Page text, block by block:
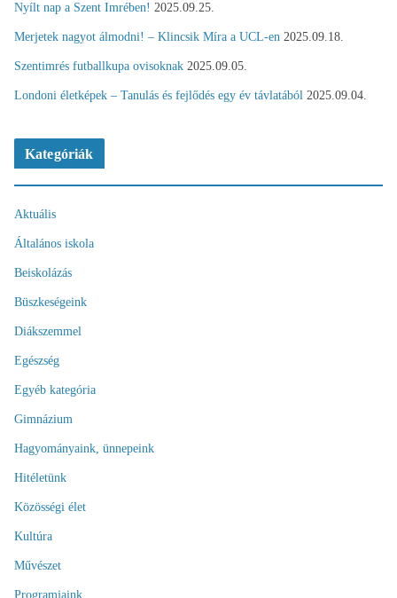
Nyílt nap a Szent Imrében! 2025.09.25.
Merjetek nagyot álmodni! – Klincsik Míra a UCL-en 2025.09.18.
Szentimrés futballkupa ovisoknak 2025.09.05.
Londoni életképek – Tanulás és fejlődés egy év távlatából 2025.09.04.
Kategóriák
Aktuális
Általános iskola
Beiskolázás
Büszkeségeink
Diákszemmel
Egészség
Egyéb kategória
Gimnázium
Hagyományaink, ünnepeink
Hitéletünk
Közösségi élet
Kultúra
Művészet
Programjaink